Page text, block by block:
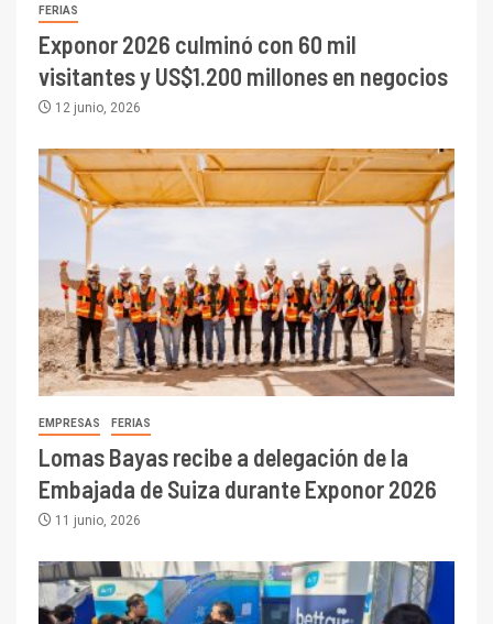
FERIAS
Exponor 2026 culminó con 60 mil
visitantes y US$1.200 millones en negocios
12 junio, 2026
EMPRESAS FERIAS
Lomas Bayas recibe a delegación de la
Embajada de Suiza durante Exponor 2026
11 junio, 2026